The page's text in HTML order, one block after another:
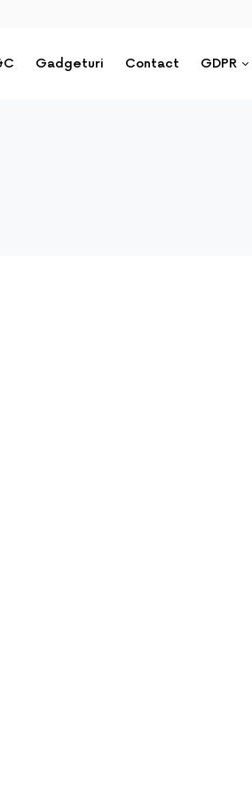
Gadgeturi Contact GDPR